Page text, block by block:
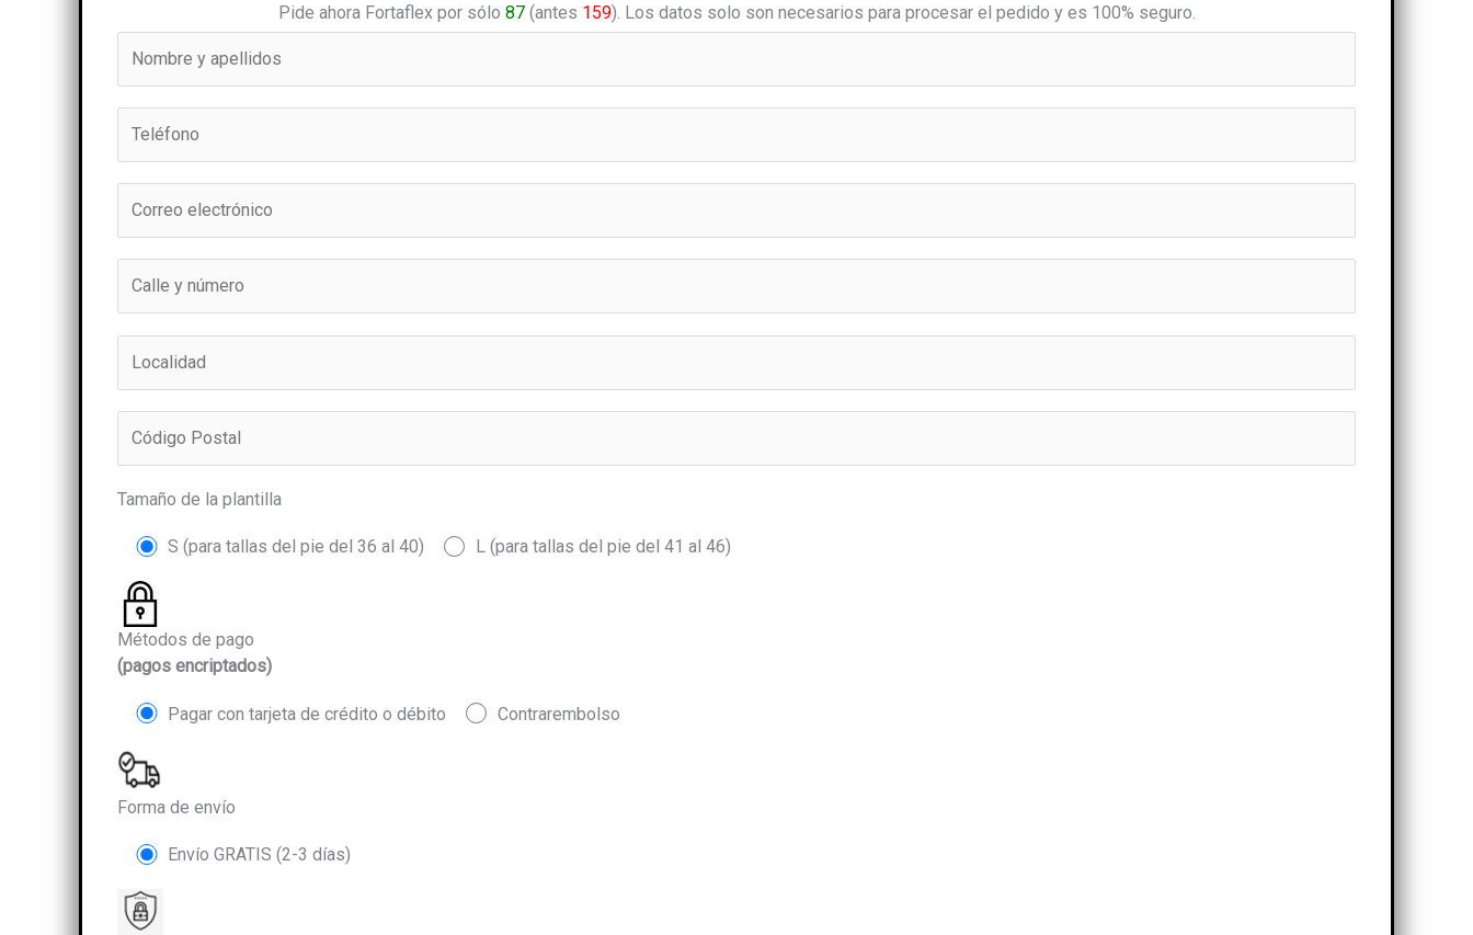
Pide ahora Fortaflex por sólo 87(antes 159). Los datos solo son necesarios para procesar el pedido y es 100% seguro.
Tamaño de la plantilla
S (para tallas del pie del 36 al 40) L (para tallas del pie del 41 al 46)
Métodos de pago
(pagos encriptados)
Pagar con tarjeta de crédito o débito Contrarembolso
Forma de envío
Envío GRATIS (2-3 días)